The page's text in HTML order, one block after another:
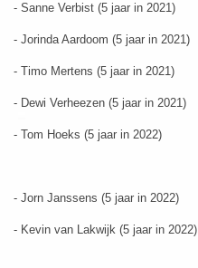
- Sanne Verbist (5 jaar in 2021)
- Jorinda Aardoom (5 jaar in 2021)
- Timo Mertens (5 jaar in 2021)
- Dewi Verheezen (5 jaar in 2021)
- Tom Hoeks (5 jaar in 2022)
- Jorn Janssens (5 jaar in 2022)
- Kevin van Lakwijk (5 jaar in 2022)